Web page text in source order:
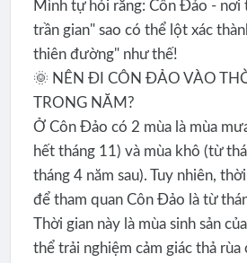
Mình tự hỏi rằng: Côn Đảo - nơi
trần gian" sao có thể lột xác
thiên đường" như thế!
🌞 NÊN ĐI CÔN ĐẢO VÀO
TRONG NĂM?
Ở Côn Đảo có 2 mùa là mùa
hết tháng 11) và mùa khô (từ
tháng 4 năm sau). Tuy nhiên,
để tham quan Côn Đảo là từ
Thời gian này là mùa sinh sản
thể trải nghiệm cảm giác thả rùa